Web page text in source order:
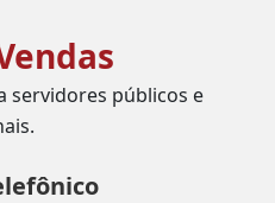
servidores públicos e